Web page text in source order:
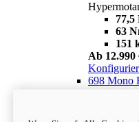
77,5
63
151
Ab 12.990
698 Mono
77,5